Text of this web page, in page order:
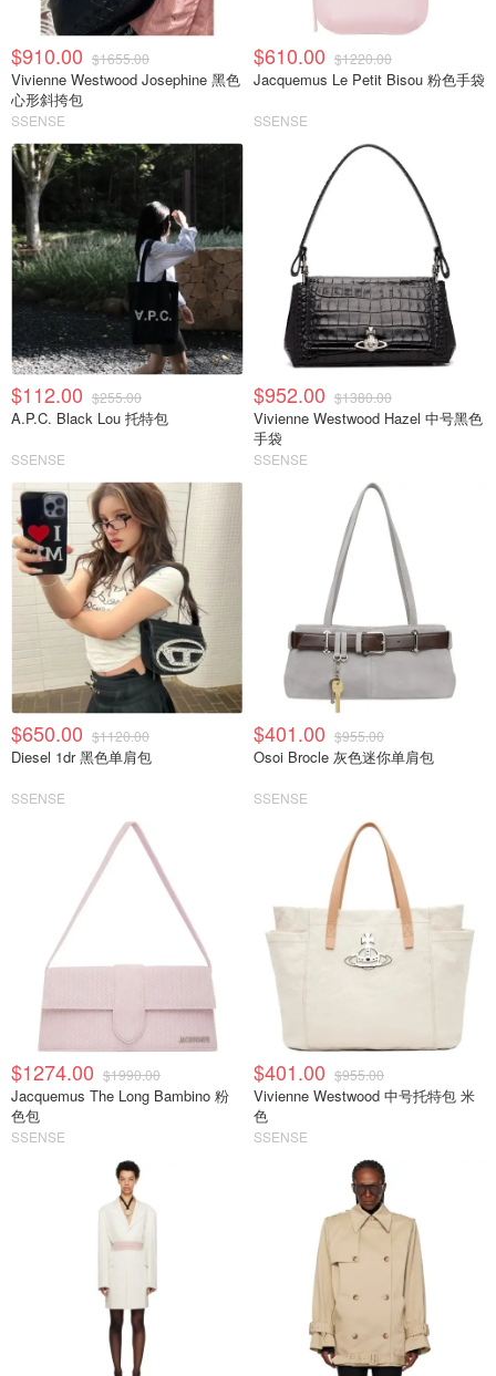
$910.00 $1655.00
Vivienne Westwood Josephine 黑色
心形斜挎包
SSENSE
$610.00 $1220.00
Jacquemus Le Petit Bisou 粉色手袋
SSENSE
$112.00 $255.00
A.P.C. Black Lou 托特包
SSENSE
$952.00 $1380.00
Vivienne Westwood Hazel 中号黑色
手袋
SSENSE
$650.00 $1120.00
Diesel 1dr 黑色单肩包
SSENSE
$401.00 $955.00
Osoi Brocle 灰色迷你单肩包
SSENSE
$1274.00 $1990.00
Jacquemus The Long Bambino 粉
色包
SSENSE
$401.00 $955.00
Vivienne Westwood 中号托特包 米
色
SSENSE